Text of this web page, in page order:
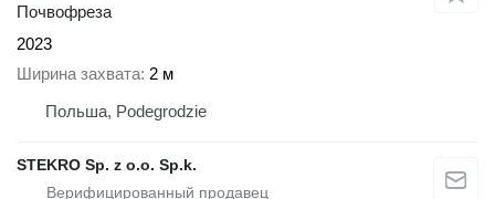
Почвофреза
2023
Ширина захвата 2 м
Польша, Podegrodzie
STEKRO Sp. z o.o. Sp.k.